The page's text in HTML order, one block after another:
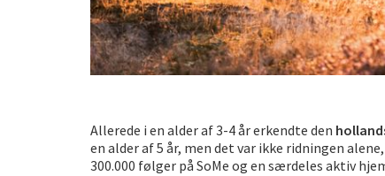
Allerede i en alder af 3-4 år erkendte den
en alder af 5 år, men det var ikke ridningen
300.000 følger på SoMe og en særdeles aktiv